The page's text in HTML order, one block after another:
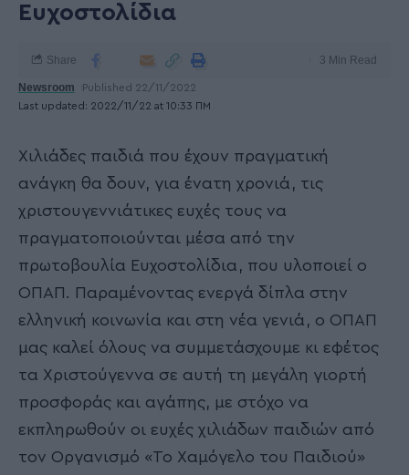
Ευχοστολίδια
Last updated: 2022/11/22 at 10:33 ΠΜ
Newsroom Published 22/11/2022
Share 3 Min Read
Χιλιάδες παιδιά που έχουν πραγματική
ανάγκη θα δουν, για ένατη χρονιά, τις
χριστουγεννιάτικες ευχές τους να
πραγματοποιούνται μέσα από την
πρωτοβουλία Ευχοστολίδια, που υλοποιεί ο
ΟΠΑΠ. Παραμένοντας ενεργά δίπλα στην
ελληνική κοινωνία και στη νέα γενιά, ο ΟΠΑΠ
μας καλεί όλους να συμμετάσχουμε κι εφέτος
τα Χριστούγεννα σε αυτή τη μεγάλη γιορτή
προσφοράς και αγάπης, με στόχο να
εκπληρωθούν οι ευχές χιλιάδων παιδιών από
τον Οργανισμό «Το Χαμόγελο του Παιδιού»